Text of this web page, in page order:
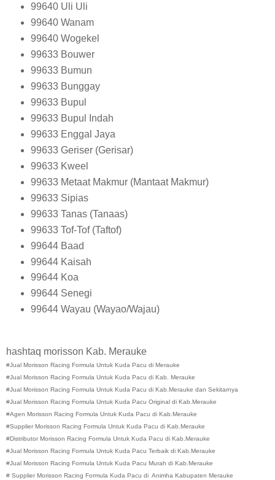
99640 Uli Uli
99640 Wanam
99640 Wogekel
99633 Bouwer
99633 Bumun
99633 Bunggay
99633 Bupul
99633 Bupul Indah
99633 Enggal Jaya
99633 Geriser (Gerisar)
99633 Kweel
99633 Metaat Makmur (Mantaat Makmur)
99633 Sipias
99633 Tanas (Tanaas)
99633 Tof-Tof (Taftof)
99644 Baad
99644 Kaisah
99644 Koa
99644 Senegi
99644 Wayau (Wayao/Wajau)
hashtaq morisson Kab. Merauke
#Jual Morisson Racing Formula Untuk Kuda Pacu di Merauke
#Jual Morisson Racing Formula Untuk Kuda Pacu di Kab. Merauke
#Jual Morisson Racing Formula Untuk Kuda Pacu di Kab.Merauke dan Sekitarnya
#Jual Morisson Racing Formula Untuk Kuda Pacu Original di Kab.Merauke
#Agen Morisson Racing Formula Untuk Kuda Pacu di Kab.Merauke
#Supplier Morisson Racing Formula Untuk Kuda Pacu di Kab.Merauke
#Distributor Morisson Racing Formula Untuk Kuda Pacu di Kab.Merauke
#Jual Morisson Racing Formula Untuk Kuda Pacu Terbaik di Kab.Merauke
#Jual Morisson Racing Formula Untuk Kuda Pacu Murah di Kab.Merauke
# Supplier Morisson Racing Formula Kuda Pacu di Animha Kabupaten Merauke